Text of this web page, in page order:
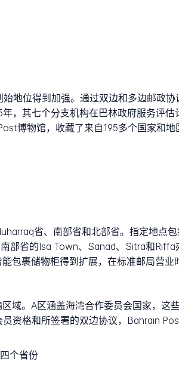
地位得到加强。通过双边和多边邮政
其七个分支机构在巴林政府服务评估
博物馆，收藏了来自195多个国家和
省、南部省和北部省。指定地点
部省的Isa Town、Sanad、Sitra和Riffa
包裹储物柜得到扩展，在标准邮局营业
域。A区涵盖海湾合作委员会国家，这
资格和所签署的双边协议，Bahrain
个省份